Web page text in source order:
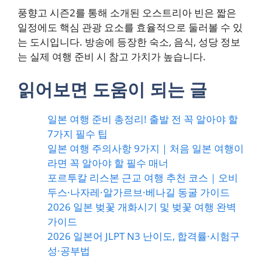
풍향고 시즌2를 통해 소개된 오스트리아 빈은 짧은
일정에도 핵심 관광 요소를 효율적으로 둘러볼 수 있
는 도시입니다. 방송에 등장한 숙소, 음식, 성당 정보
는 실제 여행 준비 시 참고 가치가 높습니다.
읽어보면 도움이 되는 글
일본 여행 준비 총정리! 출발 전 꼭 알아야 할
7가지 필수 팁
일본 여행 주의사항 9가지｜처음 일본 여행이
라면 꼭 알아야 할 필수 매너
포르투칼 리스본 근교 여행 추천 코스｜오비
두스·나자레·알가르브·베나길 동굴 가이드
2026 일본 벚꽃 개화시기 및 벚꽃 여행 완벽
가이드
2026 일본어 JLPT N3 난이도, 합격률·시험구
성·공부법